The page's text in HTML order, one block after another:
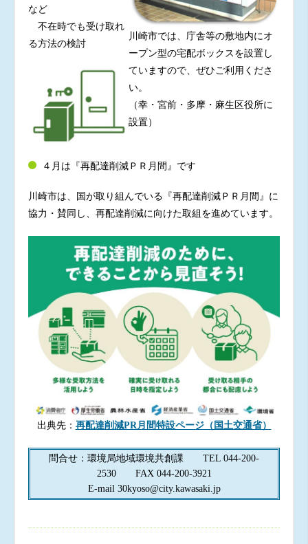
など
不在時でも受け取れ
る方法の検討
川崎市では、庁舎等の敷地内にオ
ープン型の宅配ボックスを設置し
ていますので、ぜひご利用くださ
い。
（幸・宮前・多摩・麻生区役所に
設置）
４月は『再配達削減ＰＲ月間』です
川崎市は、国が取り組んでいる『再配達削減ＰＲ月間』に
協力・賛同し、再配達削減に向けた取組を進めています。
出典先： 再配達削減PR月間特設ページ（国土交通省）
問合せ：環境局地域環境共創課 TEL 044-200-
2530 FAX 044-200-3921
E-mail 30kyoso@city.kawasaki.jp